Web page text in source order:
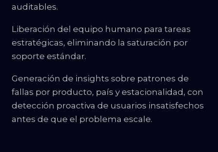
auditables.
Liberación del equipo humano para tareas
estratégicas, eliminando la saturación por
soporte estándar.
Generación de insights sobre patrones de
fallas por producto, país y estacionalidad, con
detección proactiva de usuarios insatisfechos
antes de que el problema escale.